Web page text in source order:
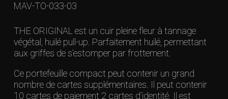
MAV-TO-033-03
THE ORIGINAL est un cuir pleine fleur à tannage
végétal, huilé pull-up. Parfaitement huilé, permettant
aux griffes de s’estomper par frottement.
Ce portefeuille compact peut contenir un grand
nombre de cartes supplémentaires. Il peut contenir
10 cartes de paiement 2 cartes d’identité. Il est